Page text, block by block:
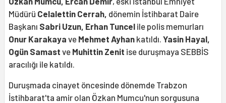
Müdürü Celalettin Cerrah, dönemin İstihbarat Daire
Başkanı Sabri Uzun, Erhan Tuncel ile polis memurları
Onur Karakaya ve Mehmet Ayhan katıldı. Yasin Hayal,
Ogün Samast ve Muhittin Zenit ise duruşmaya SEBBİS
aracılığı ile katıldı.
Duruşmada cinayet öncesinde dönemde Trabzon
İstihbarat'ta amir olan Özkan Mumcu'nun sorgusuna